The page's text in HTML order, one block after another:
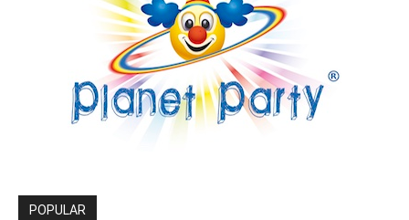
POPULAR